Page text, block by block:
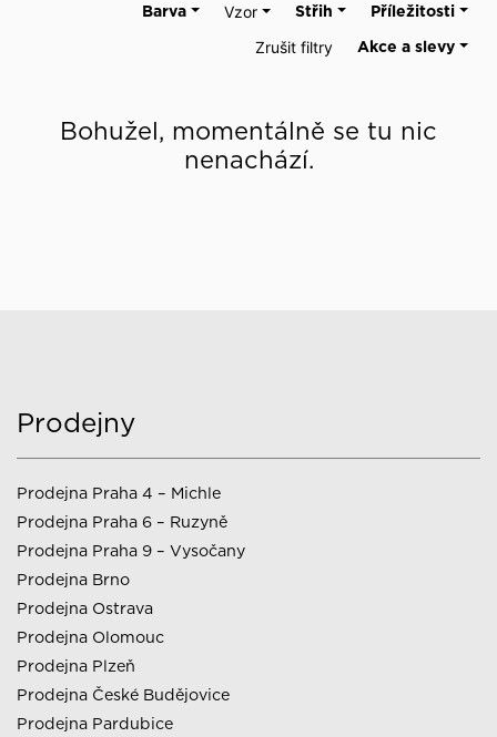
Příležitosti
Střih
Vzor
Barva
Akce a slevy
Zrušit filtry
Bohužel, momentálně se tu nic
nenachází.
Prodejny
Prodejna Praha 4 – Michle
Prodejna Praha 6 – Ruzyně
Prodejna Praha 9 – Vysočany
Prodejna Brno
Prodejna Ostrava
Prodejna Olomouc
Prodejna Plzeň
Prodejna České Budějovice
Prodejna Pardubice